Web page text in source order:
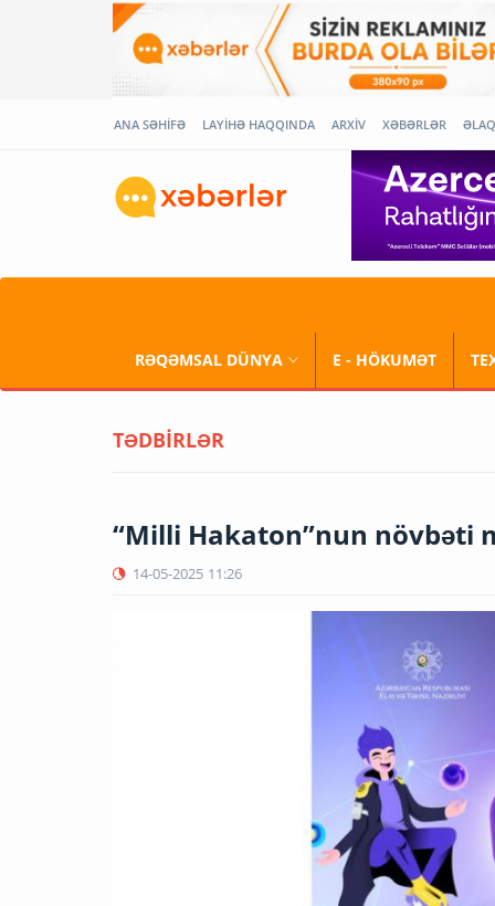
ANA SƏHİFƏ LAYİHƏ HAQQINDA ARXİV XƏBƏRLƏR
RƏQƏMSAL DÜNYA E - HÖKUMƏT
TƏDBİRLƏR
“Milli Hakaton”nun növbəti
14-05-2025 11:26